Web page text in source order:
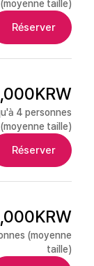
(moyenne taille)
Réserver
4 personnes
(moyenne taille)
Réserver
(moyenne
taille)